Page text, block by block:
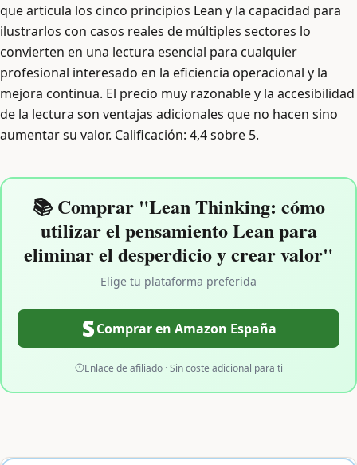
que articula los cinco principios Lean y la capacidad para
ilustrarlos con casos reales de múltiples sectores lo
convierten en una lectura esencial para cualquier
profesional interesado en la eficiencia operacional y la
mejora continua. El precio muy razonable y la accesibilidad
de la lectura son ventajas adicionales que no hacen sino
aumentar su valor. Calificación: 4,4 sobre 5.
📚 Comprar "Lean Thinking: cómo
utilizar el pensamiento Lean para
eliminar el desperdicio y crear valor"
Elige tu plataforma preferida
Comprar en Amazon España
Enlace de afiliado · Sin coste adicional para ti